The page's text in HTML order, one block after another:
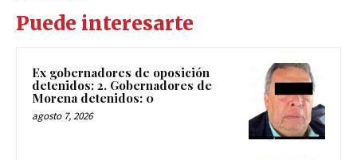
Puede interesarte
Ex gobernadores de oposición
detenidos: 2. Gobernadores de
Morena detenidos: 0
agosto 7, 2026